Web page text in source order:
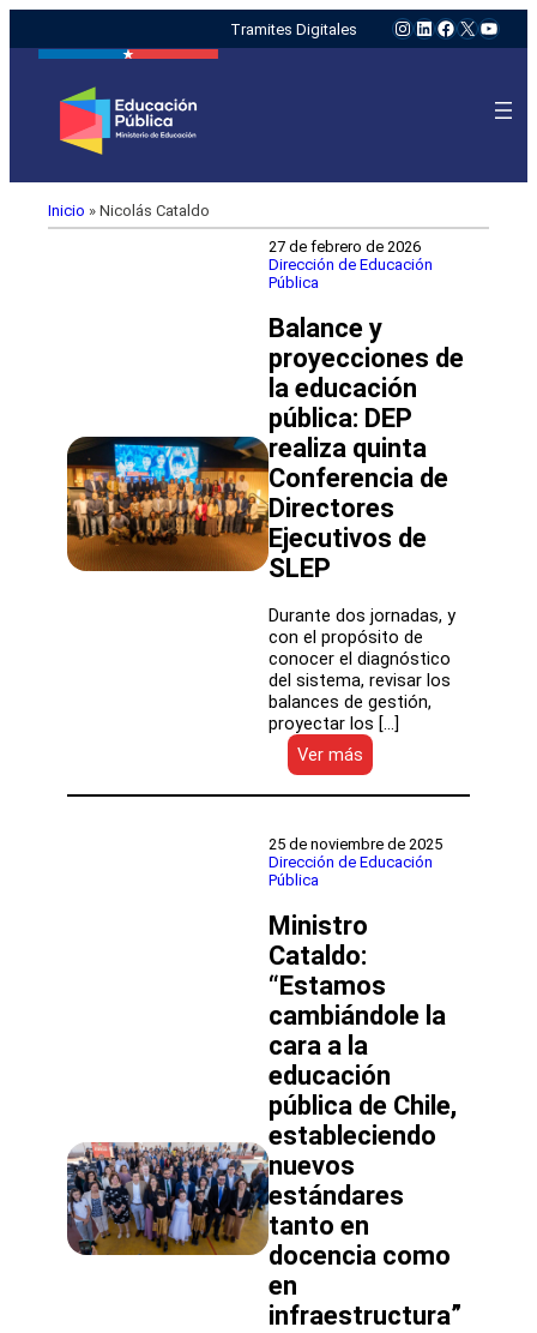
Tramites Digitales Instagram
LinkedIn
Facebook
X
Inicio » Nicolás Cataldo
27 de febrero de 2026
Dirección de Educación
Pública
Balance y
proyecciones de
la educación
pública: DEP
realiza quinta
Conferencia de
Directores
Ejecutivos de
SLEP
Durante dos jornadas, y
con el propósito de
conocer el diagnóstico
del sistema, revisar los
balances de gestión,
proyectar los […]
Ver más
Balance
y
de
la
DEP
realiza
quinta
Conferencia
de
Ejecutivos
de
SLEP
25 de noviembre de 2025
Dirección de Educación
Pública
Ministro
Cataldo:
“Estamos
cambiándole la
cara a la
educación
pública de Chile,
estableciendo
nuevos
estándares
tanto en
docencia como
en
infraestructura”